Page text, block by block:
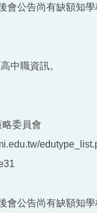
會公告尚有缺額知
中職資訊。
委員會
會公告尚有缺額知